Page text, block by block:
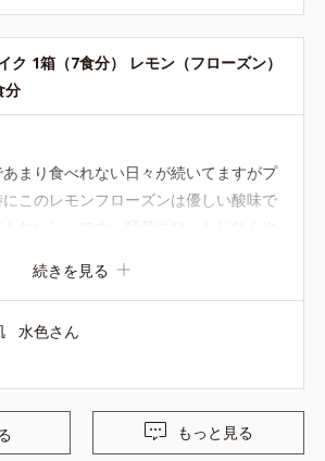
ク 1箱（7食分） レモン（フローズン）
分
まり食べれない日々が続いてますがプ
このレモンフローズンは優しい酸味で
もおいしいです。猛暑にぴったりひんや
だきます。
続きを見る
水色さん
もっと見る